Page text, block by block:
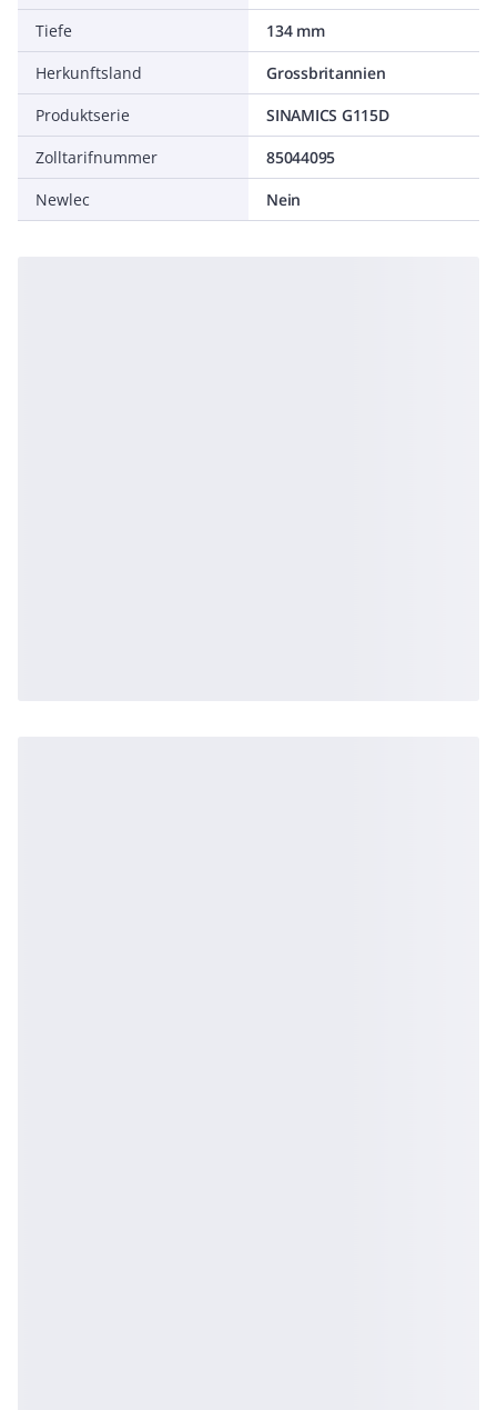
Tiefe
134 mm
Herkunftsland
Grossbritannien
Produktserie
SINAMICS G115D
Zolltarifnummer
85044095
Newlec
Nein